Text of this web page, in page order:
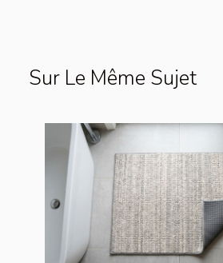
Sur Le Même Sujet